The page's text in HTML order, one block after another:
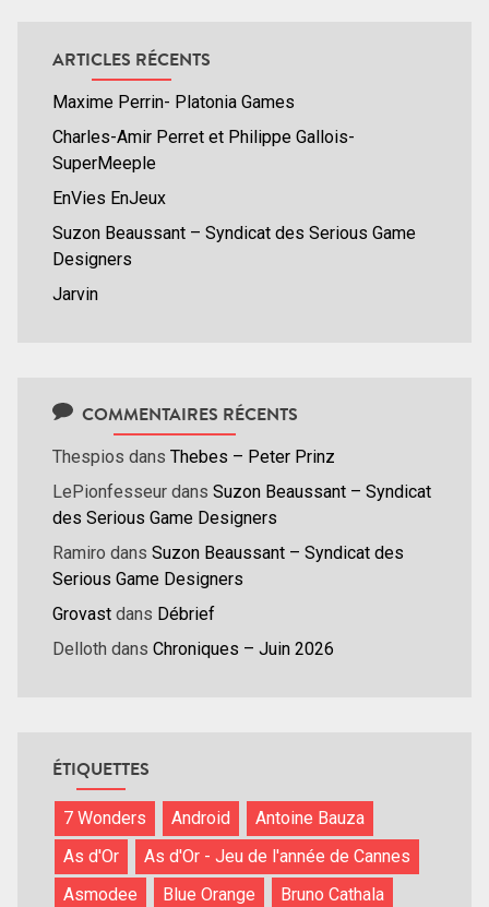
ARTICLES RÉCENTS
Maxime Perrin- Platonia Games
Charles-Amir Perret et Philippe Gallois-
SuperMeeple
EnVies EnJeux
Suzon Beaussant – Syndicat des Serious Game
Designers
Jarvin
COMMENTAIRES RÉCENTS
Thespios dans Thebes – Peter Prinz
LePionfesseur dans Suzon Beaussant – Syndicat
des Serious Game Designers
Ramiro dans Suzon Beaussant – Syndicat des
Serious Game Designers
Grovast dans Débrief
Delloth dans Chroniques – Juin 2026
ÉTIQUETTES
7 Wonders Android
Antoine Bauza
As d'Or
As d'Or - Jeu de l'année de Cannes
Asmodee
Blue Orange Bruno Cathala